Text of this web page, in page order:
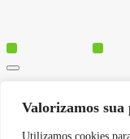
Valorizamos
Utilizamos cookies
Polos